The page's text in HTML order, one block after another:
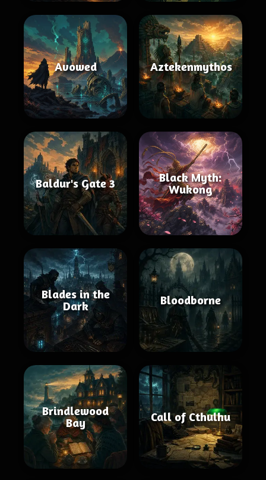
Avowed Aztekenmythos
Baldur's Gate 3
Black Myth:
Wukong
Blades in the
Dark
Bloodborne
Brindlewood
Bay
Call of Cthulhu